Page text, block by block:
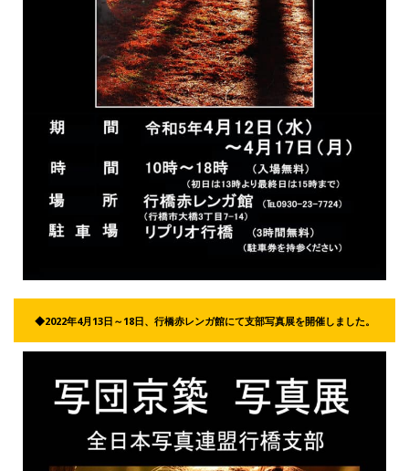
◆2022年4月13日～18日、行橋赤レンガ館にて支部写真展を開催しました。